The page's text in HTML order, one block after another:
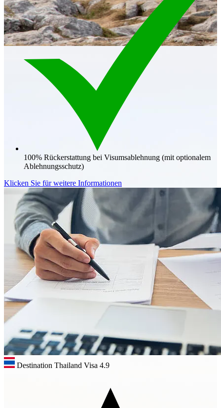
100% Rückerstattung bei Visumsablehnung (mit optionalem
Ablehnungsschutz)
Klicken Sie für weitere Informationen
Destination Thailand Visa 4.9